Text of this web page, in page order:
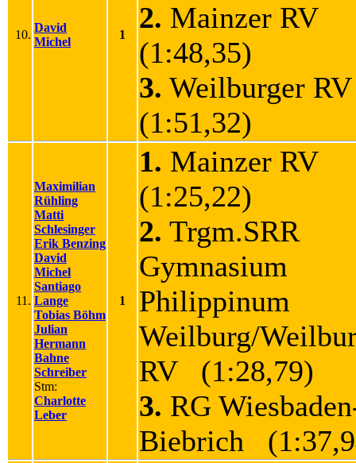
10.
David
Michel
1
2. Mainzer RV
(1:48,35)
3. Weilburger
(1:51,32)
11.
Maximilian
Rühling
Matti
Schlesinger
Erik Benzing
David
Michel
Santiago
Lange
Tobias Böhm
Julian
Hermann
Bahne
Schreiber
Stm:
Charlotte
Leber
1
1. Mainzer RV
(1:25,22)
2. Trgm.SRR
Gymnasium
Philippinum
Weilburg/
RV (1:28,79)
3. RG
Biebrich